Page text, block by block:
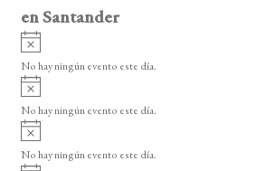
en Santander
A
v
i
o
No hay ningún evento este día.
A
v
i
o
No hay ningún evento este día.
A
v
i
No hay ningún evento este día.